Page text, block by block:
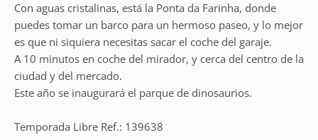
Con aguas cristalinas, está la Ponta da Farinha, donde
puedes tomar un barco para un hermoso paseo, y lo mejor
es que ni siquiera necesitas sacar el coche del garaje.
A 10 minutos en coche del mirador, y cerca del centro de la
ciudad y del mercado.
Este año se inaugurará el parque de dinosaurios.
Temporada Libre Ref.: 139638